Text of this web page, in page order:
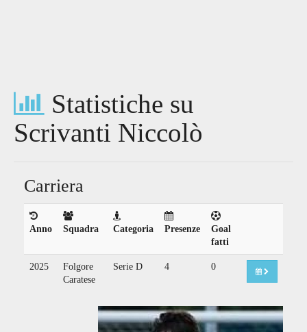
Statistiche su
Scrivanti Niccolò
Carriera
Anno Squadra Categoria Presenze
Goal
fatti
2025
Folgore
Caratese
Serie D 4 0